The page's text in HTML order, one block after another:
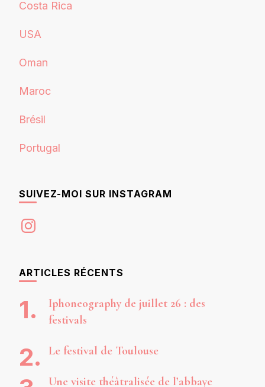
Costa Rica
USA
Oman
Maroc
Brésil
Portugal
SUIVEZ-MOI SUR INSTAGRAM
Instagram
ARTICLES RÉCENTS
Iphoneography de juillet 26 : des
festivals
Le festival de Toulouse
Une visite théâtralisée de l’abbaye